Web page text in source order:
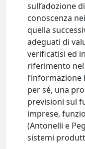
sull’adozione
conoscenza
quella
adeguati di
verificatisi ed
riferimento nel
per sé, una
previsioni sul
imprese,
(Antonelli e
sistemi